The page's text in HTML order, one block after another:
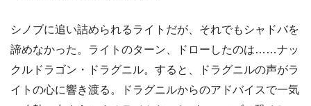
シノブに追い詰められるライトだが、それでもシャドバを
諦めなかった。ライトのターン、ドローしたのは……ナッ
クルドラゴン・ドラグニル。すると、ドラグニルの声がラ
イトの心に響き渡る。ドラグニルからのアドバイスで一気